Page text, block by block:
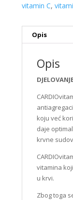
vitamin C,
Opis
Opis
koju već
daje
krvne
vitamina
u krvi.
Zbog toga